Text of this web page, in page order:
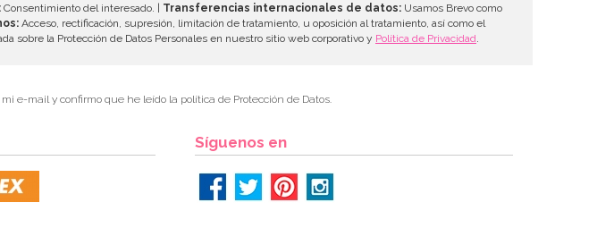
Consentimiento del interesado. | Transferencias internacionales de datos: Usamos Brevo como
Acceso, rectificación, supresión, limitación de tratamiento, u oposición al tratamiento, así como el
sobre la Protección de Datos Personales en nuestro sitio web corporativo y Política de Privacidad
e-mail y confirmo que he leído la política de Protección de Datos.
Síguenos en